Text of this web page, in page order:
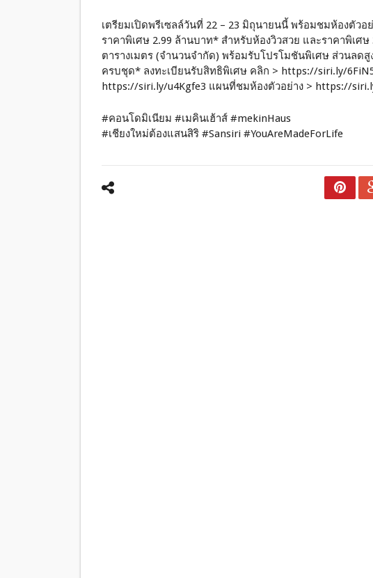
เตรียมเปิดพรีเซลล์วันที่ 22 – 23 มิถุนายนนี้ พร้อมชมห้องตัวอ
ราคาพิเศษ 2.99 ล้านบาท* สำหรับห้องวิวสวย และราคาพิเศ
ตารางเมตร (จำนวนจำกัด) พร้อมรับโปรโมชันพิเศษ ส่วนลด
ครบชุด* ลงทะเบียนรับสิทธิพิเศษ คลิก > https://siri.ly/
https://siri.ly/u4Kgfe3 แผนที่ชมห้องตัวอย่าง > https://
#คอนโดมิเนียม #เมคินเฮ้าส์ #mekinHaus
#เชียงใหม่ต้องแสนสิริ #Sansiri #YouAreMadeForLife